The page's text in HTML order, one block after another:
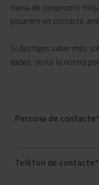
mena de compromís
posarem en contacte
Si desitges saber més
dades, visita la nostra
Persona de contacte*
Telèfon de contacte*